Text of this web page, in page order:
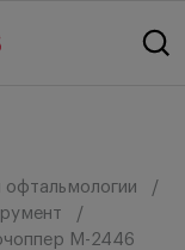
M-2446